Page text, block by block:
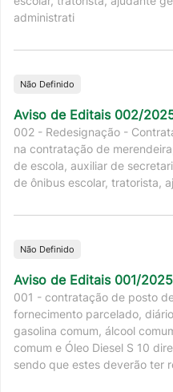
administrati
Não Definido
Aviso de Editais 002/
002 - Redesignação -
na contratação de
de escola, auxiliar de
de ônibus escolar, tratorista,
Não Definido
Aviso de Editais 001/2025
001 - contratação de posto
fornecimento parcelado,
gasolina comum, álcool
comum e Óleo Diesel S 10
sendo que estes deverão ter